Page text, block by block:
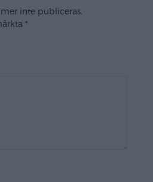
inte publiceras.
*